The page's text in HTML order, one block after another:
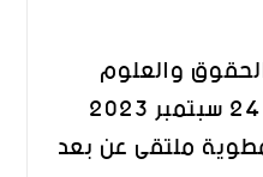
والعلوم
السياسية تاريخ تنظيمه 24 سبتمبر 2023
ملتقى عن بعد